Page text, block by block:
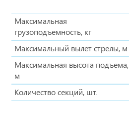
Максимальная
грузоподъемность, кг
Максимальный вылет стрелы, м
Максимальная высота подъема,
м
Количество секций, шт.